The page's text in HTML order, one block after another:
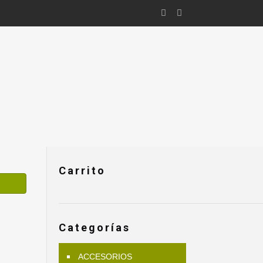
Carrito
Categorías
ACCESORIOS